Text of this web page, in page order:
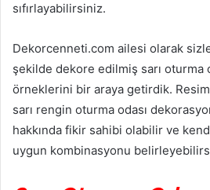
sıfırlayabilirsiniz.
Dekorcenneti.com ailesi olarak
şekilde dekore edilmiş sarı oturma
örneklerini bir araya getirdik.
sarı rengin oturma odası
hakkında fikir sahibi olabilir ve
uygun kombinasyonu